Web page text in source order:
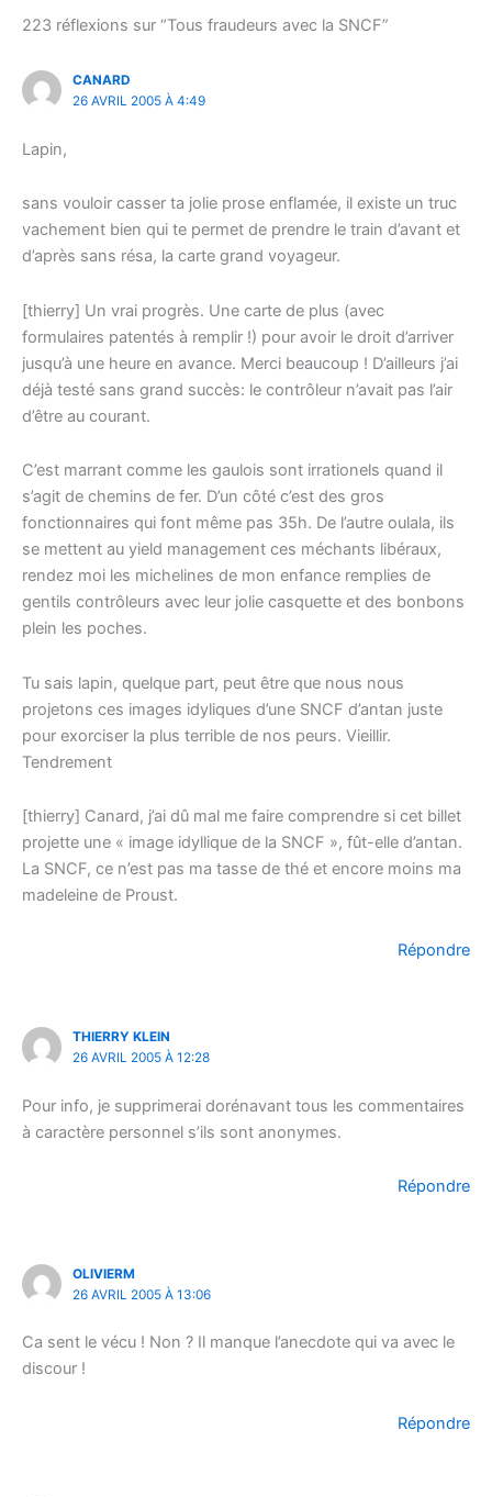
223 réflexions sur “Tous fraudeurs avec la SNCF”
CANARD
26 AVRIL 2005 À 4:49
Lapin,
sans vouloir casser ta jolie prose enflamée, il existe un truc
vachement bien qui te permet de prendre le train d’avant et
d’après sans résa, la carte grand voyageur.
[thierry] Un vrai progrès. Une carte de plus (avec
formulaires patentés à remplir !) pour avoir le droit d’arriver
jusqu’à une heure en avance. Merci beaucoup ! D’ailleurs j’ai
déjà testé sans grand succès: le contrôleur n’avait pas l’air
d’être au courant.
C’est marrant comme les gaulois sont irrationels quand il
s’agit de chemins de fer. D’un côté c’est des gros
fonctionnaires qui font même pas 35h. De l’autre oulala, ils
se mettent au yield management ces méchants libéraux,
rendez moi les michelines de mon enfance remplies de
gentils contrôleurs avec leur jolie casquette et des bonbons
plein les poches.
Tu sais lapin, quelque part, peut être que nous nous
projetons ces images idyliques d’une SNCF d’antan juste
pour exorciser la plus terrible de nos peurs. Vieillir.
Tendrement
[thierry] Canard, j’ai dû mal me faire comprendre si cet billet
projette une « image idyllique de la SNCF », fût-elle d’antan.
La SNCF, ce n’est pas ma tasse de thé et encore moins ma
madeleine de Proust.
Répondre
THIERRY KLEIN
26 AVRIL 2005 À 12:28
Pour info, je supprimerai dorénavant tous les commentaires
à caractère personnel s’ils sont anonymes.
Répondre
OLIVIERM
26 AVRIL 2005 À 13:06
Ca sent le vécu ! Non ? Il manque l’anecdote qui va avec le
discour !
Répondre